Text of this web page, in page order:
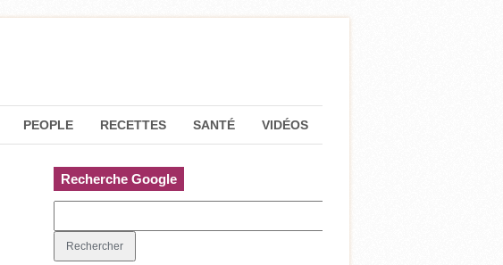
PEOPLE RECETTES SANTÉ VIDÉOS
Recherche Google